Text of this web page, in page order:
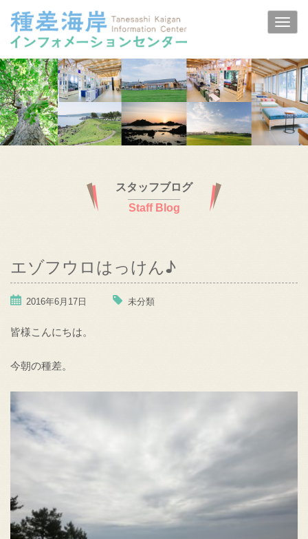
スタッフブログ
Staff Blog
エゾフウロはっけん♪
2016年6月17日 未分類
皆様こんにちは。
今朝の種差。